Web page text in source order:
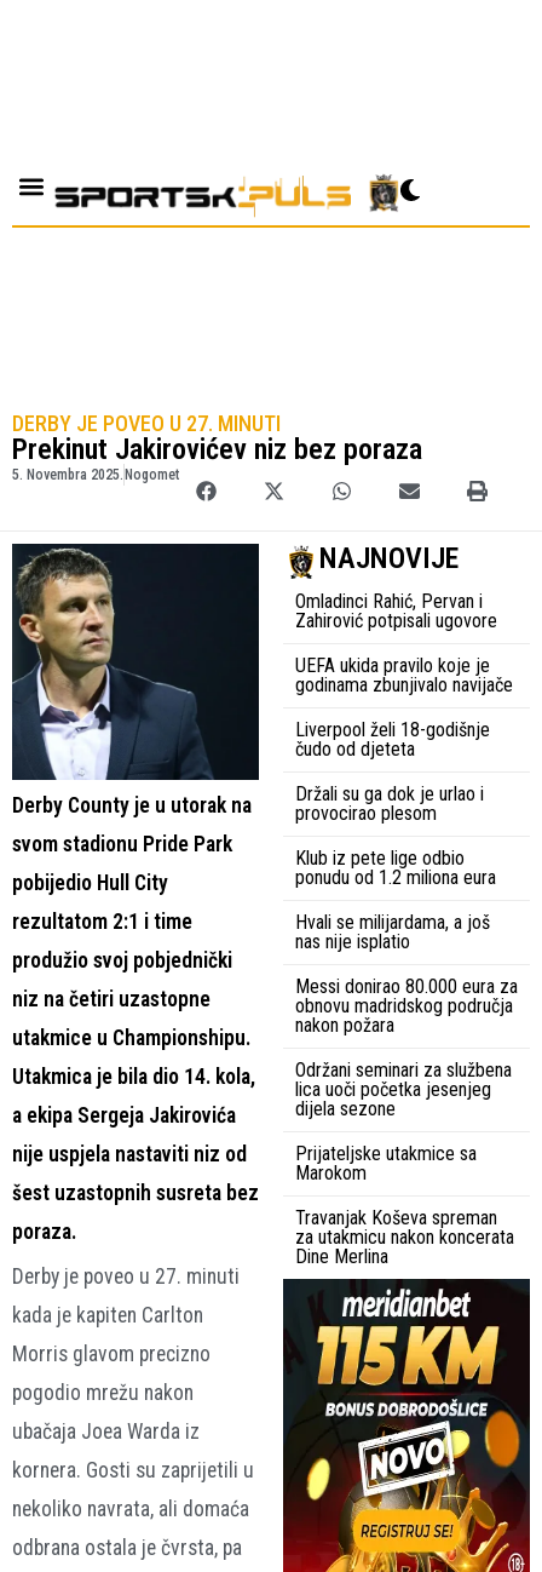
DERBY JE POVEO U 27. MINUTI
Prekinut Jakirovićev niz bez poraza
5. Novembra 2025. Nogomet
Derby County je u utorak na
svom stadionu Pride Park
pobijedio Hull City
rezultatom 2:1 i time
produžio svoj pobjednički
niz na četiri uzastopne
utakmice u Championshipu.
Utakmica je bila dio 14. kola,
a ekipa Sergeja Jakirovića
nije uspjela nastaviti niz od
šest uzastopnih susreta bez
poraza.
Derby je poveo u 27. minuti
kada je kapiten Carlton
Morris glavom precizno
pogodio mrežu nakon
ubačaja Joea Warda iz
kornera. Gosti su zaprijetili u
nekoliko navrata, ali domaća
odbrana ostala je čvrsta, pa
NAJNOVIJE
Omladinci Rahić, Pervan i
Zahirović potpisali ugovore
UEFA ukida pravilo koje je
godinama zbunjivalo navijače
Liverpool želi 18-godišnje
čudo od djeteta
Držali su ga dok je urlao i
provocirao plesom
Klub iz pete lige odbio
ponudu od 1.2 miliona eura
Hvali se milijardama, a još
nas nije isplatio
Messi donirao 80.000 eura za
obnovu madridskog područja
nakon požara
Održani seminari za službena
lica uoči početka jesenjeg
dijela sezone
Prijateljske utakmice sa
Marokom
Travanjak Koševa spreman
za utakmicu nakon koncerata
Dine Merlina